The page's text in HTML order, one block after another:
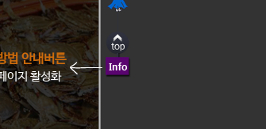
백한 맛은 장흥을 찾
하는 것들 중 하나
, 쇠고기를 함께 즐
법 안내버튼
이지 활성화